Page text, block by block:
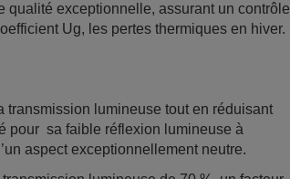
qualité exceptionnelle, assurant un contrôle
Ug, les pertes thermiques en hiver.
transmission lumineuse tout en réduisant
pour sa faible réflexion lumineuse à
aspect exceptionnellement neutre.